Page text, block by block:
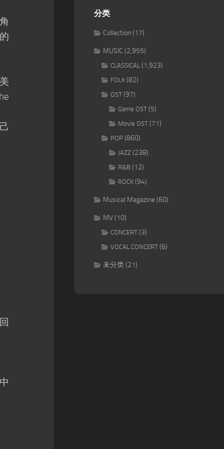
分类
Collection(17)
MUSIC (2,955)
CLASSICAL (1,923)
FOLK (82)
OST (97)
Game OST (5)
Movie OST (71)
POP (860)
JAZZ (238)
R&B (12)
ROCK (94)
Musical Magazine(60)
MV(10)
CONCERT (3)
VOCAL CONCERT (6)
未分类(21)